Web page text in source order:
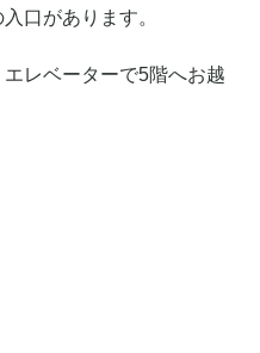
口があります。
レベーターで5階へお越